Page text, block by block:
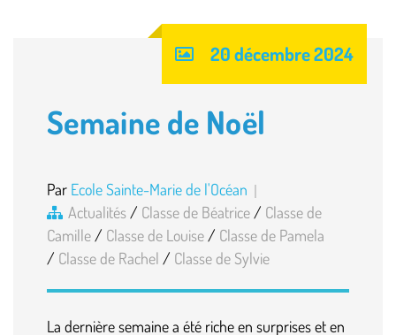
20 décembre 2024
Semaine de Noël
Par Ecole Sainte-Marie de l'Océan
Actualités / Classe de Béatrice / Classe de
Camille / Classe de Louise / Classe de Pamela
/ Classe de Rachel / Classe de Sylvie
La dernière semaine a été riche en surprises et en